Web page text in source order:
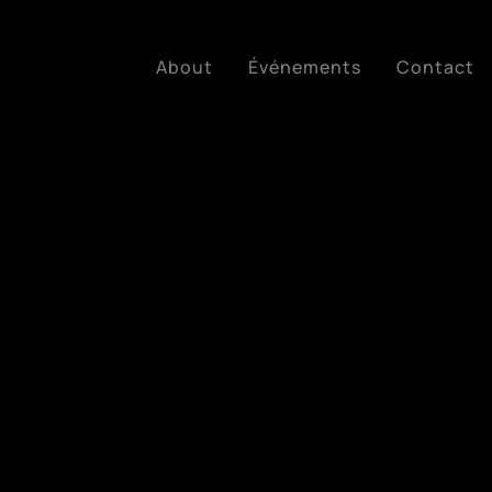
About Événements Contact